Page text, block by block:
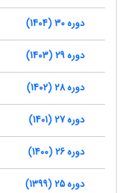
دوره 30 (1404)
دوره 29 (1403)
دوره 28 (1402)
دوره 27 (1401)
دوره 26 (1400)
دوره 25 (1399)